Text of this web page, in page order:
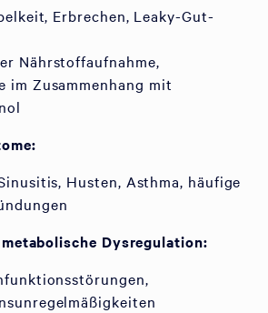
Erbrechen, Leaky-Gut-
Nährstoffaufnahme,
im Zusammenhang mit
Husten, Asthma, häufige
Dysregulation: